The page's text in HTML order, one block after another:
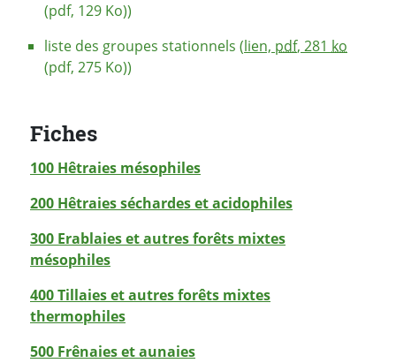
(pdf, 129 Ko))
liste des groupes stationnels (lien, pdf, 281 ko
(pdf, 275 Ko))
Fiches
100 Hêtraies mésophiles
200 Hêtraies séchardes et acidophiles
300 Erablaies et autres forêts mixtes
mésophiles
400 Tillaies et autres forêts mixtes
thermophiles
500 Frênaies et aunaies